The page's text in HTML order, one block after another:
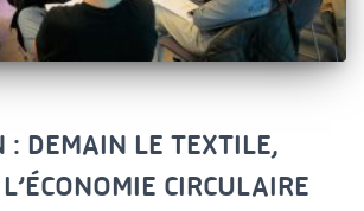
: DEMAIN LE TEXTILE,
CIRCULAIRE